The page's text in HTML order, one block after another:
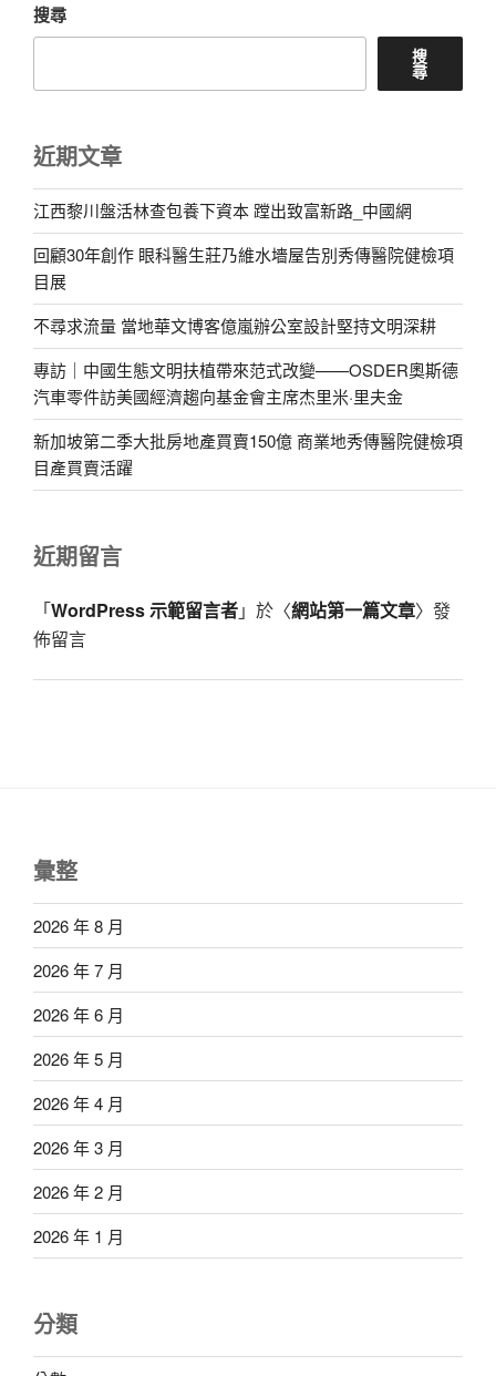
搜尋
搜
尋
近期文章
江西黎川盤活林查包養下資本 蹚出致富新路_中國網
回顧30年創作 眼科醫生莊乃維水墻屋告別秀傳醫院健檢項
目展
不尋求流量 當地華文博客億嵐辦公室設計堅持文明深耕
專訪｜中國生態文明扶植帶來范式改變——OSDER奧斯德
汽車零件訪美國經濟趨向基金會主席杰里米·里夫金
新加坡第二季大批房地產買賣150億 商業地秀傳醫院健檢項
目產買賣活躍
近期留言
「WordPress 示範留言者」於〈網站第一篇文章〉發
佈留言
彙整
2026 年 8 月
2026 年 7 月
2026 年 6 月
2026 年 5 月
2026 年 4 月
2026 年 3 月
2026 年 2 月
2026 年 1 月
分類